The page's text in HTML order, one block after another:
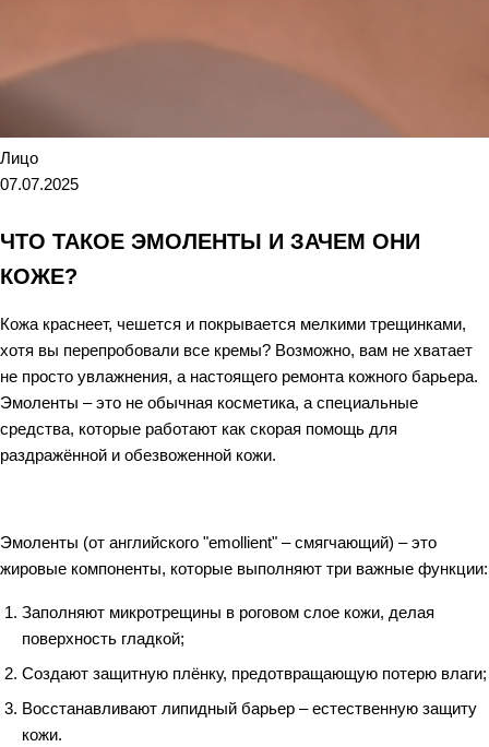
Лицо
07.07.2025
ЧТО ТАКОЕ ЭМОЛЕНТЫ И ЗАЧЕМ ОНИ
КОЖЕ?
Кожа краснеет, чешется и покрывается мелкими трещинками,
хотя вы перепробовали все кремы? Возможно, вам не хватает
не просто увлажнения, а настоящего ремонта кожного барьера.
Эмоленты – это не обычная косметика, а специальные
средства, которые работают как скорая помощь для
раздражённой и обезвоженной кожи.
Эмоленты (от английского "emollient" – смягчающий) – это
жировые компоненты, которые выполняют три важные функции:
Заполняют микротрещины в роговом слое кожи, делая
поверхность гладкой;
Создают защитную плёнку, предотвращающую потерю влаги;
Восстанавливают липидный барьер – естественную защиту
кожи.